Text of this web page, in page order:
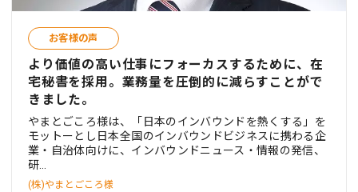
お客様の声
より価値の高い仕事にフォーカスするために、在
宅秘書を採用。業務量を圧倒的に減らすことがで
きました。
やまとごころ様は、「日本のインバウンドを熱くする」を
モットーとし日本全国のインバウンドビジネスに携わる企
業・自治体向けに、インバウンドニュース・情報の発信、
研…
(株)やまとごころ様